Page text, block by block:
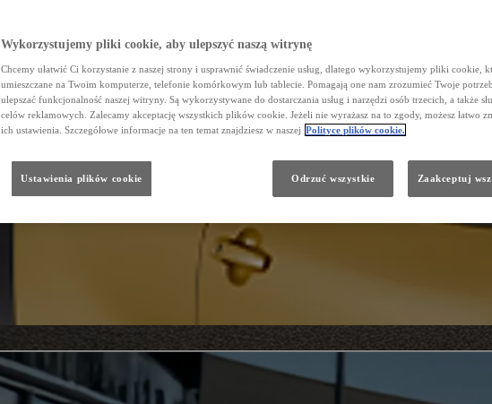
Wykorzystujemy pliki cookie, aby ulepszyć naszą witrynę
Chcemy ułatwić Ci korzystanie z naszej strony i usprawnić świadczenie usług, dlatego wykorzystujemy pliki cookie,
umieszczane na Twoim komputerze, telefonie komórkowym lub tablecie. Pomagają one nam zrozumieć Twoje
ulepszać funkcjonalność naszej witryny. Są wykorzystywane do dostarczania usług i narzędzi osób trzecich, a także
celów reklamowych. Zalecamy akceptację wszystkich plików cookie. Jeżeli nie wyrażasz na to zgody, możesz łatwo
ich ustawienia. Szczegółowe informacje na ten temat znajdziesz w naszej Polityce plików cookie.
Odrzuć wszystkie Zaakceptuj
Ustawienia plików cookie